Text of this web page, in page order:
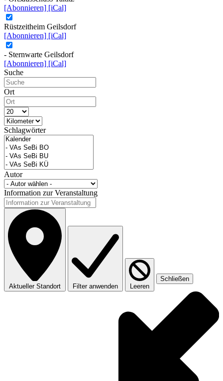
[Abonnieren] [iCal]
Rüstzeitheim Geilsdorf
[Abonnieren] [iCal]
- Sternwarte Geilsdorf
[Abonnieren] [iCal]
Suche
Ort
Schlagwörter
Autor
Information zur Veranstaltung
Aktueller Standort Filter anwenden Leeren
Schließen